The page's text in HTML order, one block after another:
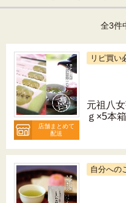
全3件
店舗まとめて
配送
リピ買い
元祖八
ｇ×5本
自分への